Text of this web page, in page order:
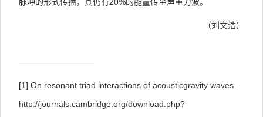
（刘文浩）
[1] On resonant triad interactions of acousticgravity waves.
http://journals.cambridge.org/download.php?